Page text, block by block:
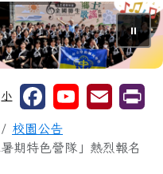
⏸
小
校園公告
期特色營隊」熱烈報名